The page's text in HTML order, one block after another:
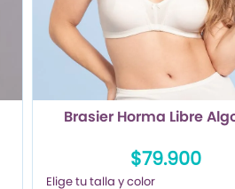
Brasier Horma Libre
$79.900